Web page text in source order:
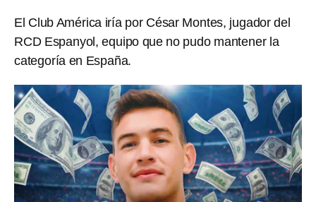
El Club América iría por César Montes, jugador del
RCD Espanyol, equipo que no pudo mantener la
categoría en España.